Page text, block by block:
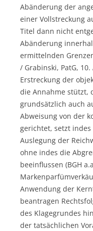
Abänderung der
einer Vollstreckung
Titel dann nicht
Abänderung
ermittelnden
/ Grabinski, PatG, 10.
Erstreckung der
die Annahme stützt,
grundsätzlich auch
Abweisung von der
gerichtet, setzt
Auslegung der
ohne indes die
beeinflussen (BGH
Anwendung der
beantragen
des Klagegrundes
der tatsächlichen